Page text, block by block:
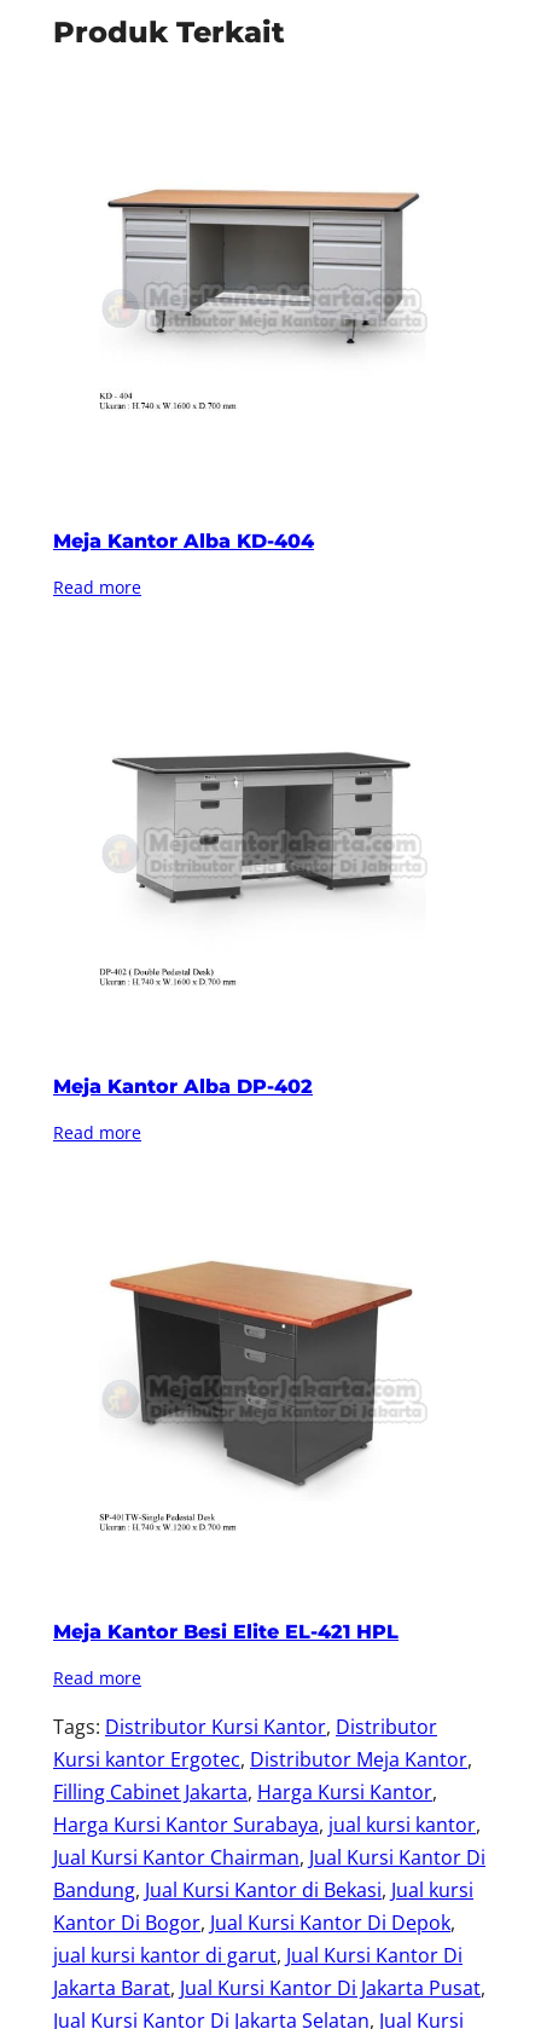
Produk Terkait
Meja Kantor Alba KD-404
Read more
Meja Kantor Alba DP-402
Read more
Meja Kantor Besi Elite EL-421 HPL
Read more
Tags: Distributor Kursi Kantor, Distributor
Kursi kantor Ergotec, Distributor Meja Kantor
Filling Cabinet Jakarta, Harga Kursi Kantor
Harga Kursi Kantor Surabaya, jual kursi kantor
Jual Kursi Kantor Chairman, Jual Kursi Kantor Di
Bandung, Jual Kursi Kantor di Bekasi, Jual kursi
Kantor Di Bogor, Jual Kursi Kantor Di Depok
jual kursi kantor di garut, Jual Kursi Kantor Di
Jakarta Barat, Jual Kursi Kantor Di Jakarta Pusat
Jual Kursi Kantor Di Jakarta Selatan, Jual Kursi